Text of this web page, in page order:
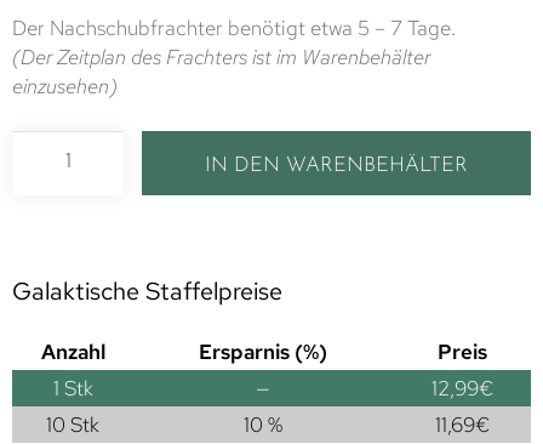
Der Nachschubfrachter benötigt etwa 5 – 7 Tage.
(Der Zeitplan des Frachters ist im Warenbehälter
einzusehen)
IN DEN WARENBEHÄLTER
Galaktische Staffelpreise
Anzahl Ersparnis (%)
Preis
1 Stk — 12,99€
10 Stk
10 % 11,69€